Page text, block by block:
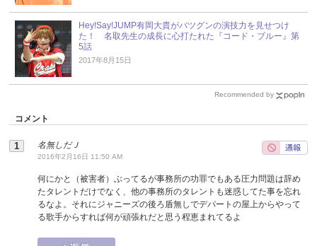
Hey!Say!JUMP有岡大貴がバツグンの演技力を見せつけ
た！ 名取先生の成長に心打たれた『コード・ブルー』第
5話
2017年8月15日
Recommended by
コメント
名無しだＪ
2016年2月16日 11:50 AM
何にかと（被害者）ぶってるが事務所の功罪でもある圧力問題は辞め
たタレントだけでなく、他の事務所のタレントも迷惑してた事を忘れ
るなよ。それにジャニーズの後ろ盾無しでデパートの屋上からやって
る歌手からすれば何が頑張れだと思う程恵まれてるよ